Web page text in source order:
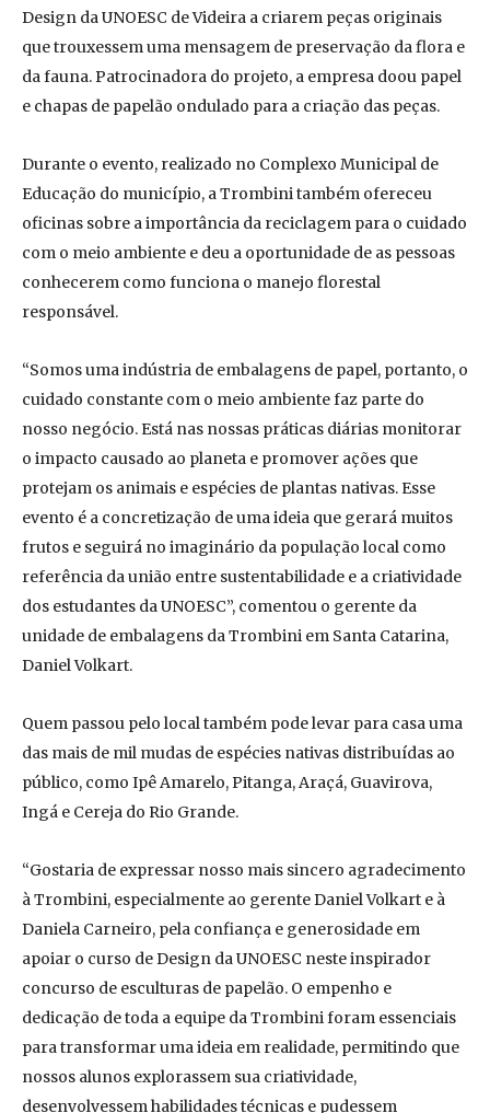
Design da UNOESC de Videira a criarem peças originais
que trouxessem uma mensagem de preservação da flora e
da fauna. Patrocinadora do projeto, a empresa doou papel
e chapas de papelão ondulado para a criação das peças.
Durante o evento, realizado no Complexo Municipal de
Educação do município, a Trombini também ofereceu
oficinas sobre a importância da reciclagem para o cuidado
com o meio ambiente e deu a oportunidade de as pessoas
conhecerem como funciona o manejo florestal
responsável.
“Somos uma indústria de embalagens de papel, portanto, o
cuidado constante com o meio ambiente faz parte do
nosso negócio. Está nas nossas práticas diárias monitorar
o impacto causado ao planeta e promover ações que
protejam os animais e espécies de plantas nativas. Esse
evento é a concretização de uma ideia que gerará muitos
frutos e seguirá no imaginário da população local como
referência da união entre sustentabilidade e a criatividade
dos estudantes da UNOESC”, comentou o gerente da
unidade de embalagens da Trombini em Santa Catarina,
Daniel Volkart.
Quem passou pelo local também pode levar para casa uma
das mais de mil mudas de espécies nativas distribuídas ao
público, como Ipê Amarelo, Pitanga, Araçá, Guavirova,
Ingá e Cereja do Rio Grande.
“Gostaria de expressar nosso mais sincero agradecimento
à Trombini, especialmente ao gerente Daniel Volkart e à
Daniela Carneiro, pela confiança e generosidade em
apoiar o curso de Design da UNOESC neste inspirador
concurso de esculturas de papelão. O empenho e
dedicação de toda a equipe da Trombini foram essenciais
para transformar uma ideia em realidade, permitindo que
nossos alunos explorassem sua criatividade,
desenvolvessem habilidades técnicas e pudessem